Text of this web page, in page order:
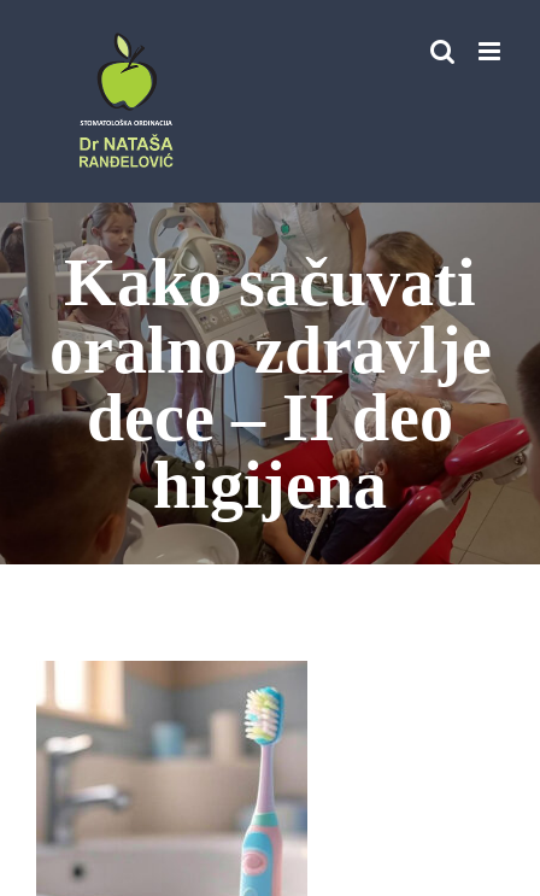
Kako sačuvati
oralno zdravlje
dece – II deo
higijena